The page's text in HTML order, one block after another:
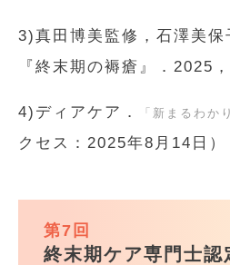
3)真田博美監修，石澤美保
『終末期の褥瘡』．2025
4)ディアケア． 「新まるわか
クセス：2025年8月14日）
第7回
終末期ケア専門士認